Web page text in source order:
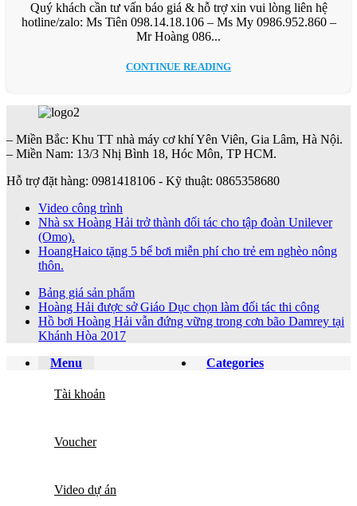
Quý khách cần tư vấn báo giá & hỗ trợ xin vui lòng liên hệ
hotline/zalo: Ms Tiên 098.14.18.106 – Ms My 0986.952.860 –
Mr Hoàng 086...
CONTINUE READING
– Miền Bắc: Khu TT nhà máy cơ khí Yên Viên, Gia Lâm, Hà Nội.
– Miền Nam: 13/3 Nhị Bình 18, Hóc Môn, TP HCM.
Hỗ trợ đặt hàng: 0981418106 - Kỹ thuật: 0865358680
Video công trình
Nhà sx Hoàng Hải trở thành đối tác cho tập đoàn Unilever
(Omo).
HoangHaico tặng 5 bể bơi miễn phí cho trẻ em nghèo nông
thôn.
Bảng giá sản phẩm
Hoàng Hải được sở Giáo Dục chọn làm đối tác thi công
Hồ bơi Hoàng Hải vẫn đứng vững trong cơn bão Damrey tại
Khánh Hòa 2017
Menu
Categories
Tài khoản
Voucher
Video dự án